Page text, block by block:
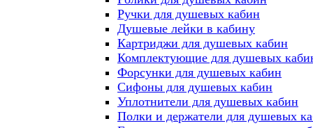
Ручки для душевых кабин
Душевые лейки в кабину
Картриджи для душевых кабин
Комплектующие для душевых
Форсунки для душевых кабин
Сифоны для душевых кабин
Уплотнители для душевых кабин
Полки и держатели для душевых